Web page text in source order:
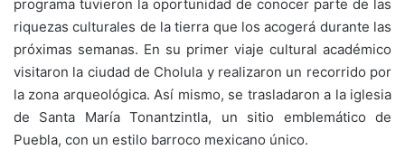
programa tuvieron la oportunidad de conocer parte de las
riquezas culturales de la tierra que los acogerá durante las
próximas semanas. En su primer viaje cultural académico
visitaron la ciudad de Cholula y realizaron un recorrido por
la zona arqueológica. Así mismo, se trasladaron a la iglesia
de Santa María Tonantzintla, un sitio emblemático de
Puebla, con un estilo barroco mexicano único.